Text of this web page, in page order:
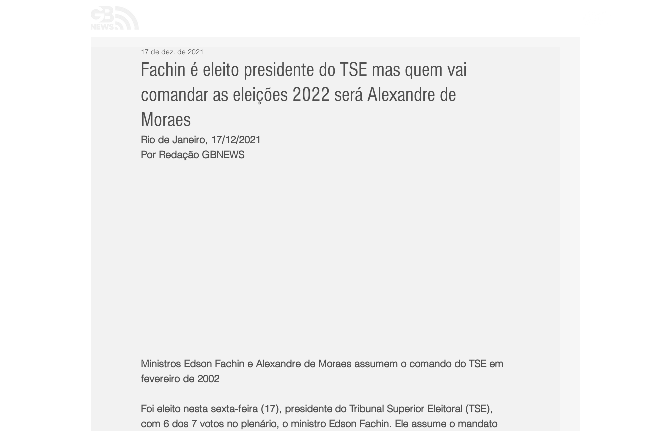
Fachin é eleito presidente do TSE mas quem vai
comandar as eleições 2022 será Alexandre de
Moraes
17 de dez. de 2021
Rio de Janeiro, 17/12/2021
Por Redação GBNEWS
Ministros Edson Fachin e Alexandre de Moraes assumem o comando do TSE em
fevereiro de 2002
Foi eleito nesta sexta-feira (17), presidente do Tribunal Superior Eleitoral (TSE),
com 6 dos 7 votos no plenário, o ministro Edson Fachin. Ele assume o mandato